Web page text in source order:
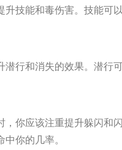
技能和毒伤害。技能可
行和消失的效果。潜行
你应该注重提升躲闪和
你的几率。